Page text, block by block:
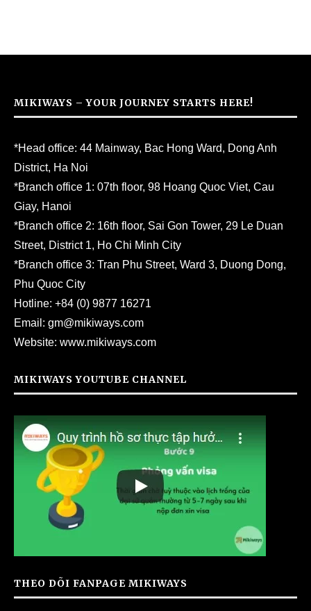
MIKIWAYS – YOUR JOURNEY STARTS HERE!
*Head office: 44 Mainway, Bac Hong Ward, Dong Anh
District, Ha Noi
*Branch office 1: 07th floor, 98 Hoang Quoc Viet, Cau
Giay, Hanoi
*Branch office 2: 16th floor, Sai Gon Tower, 29 Le Duan
Street, District 1, Ho Chi Minh City
*Branch office 3: Tran Phu Street, Ward 3, Duong Dong,
Phu Quoc City
Hotline: +84 (0) 9877 16271
Email: gm@mikiways.com
Website: www.mikiways.com
MIKIWAYS YOUTUBE CHANNEL
THEO DÕI FANPAGE MIKIWAYS